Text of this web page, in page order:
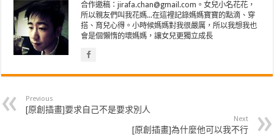
合作邀稿：jirafa.chan@gmail.com。女兒小名花花，
所以親友們叫我花媽...在這裡記錄媽媽寶寶的點滴、穿
搭、育兒心得。小時候媽媽對我很嚴厲，所以我想我也
會是個懶惰的壞媽媽，讓女兒更獨立成長
Previous
[原創插畫]要求自己不是要求別人
Next
[原創插畫]為什麼他可以我不行